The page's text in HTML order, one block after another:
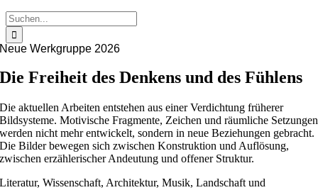
Suche
nach:
Neue Werkgruppe 2026
Die Freiheit des Denkens und des Fühlens
Die aktuellen Arbeiten entstehen aus einer Verdichtung früherer
Bildsysteme. Motivische Fragmente, Zeichen und räumliche Setzungen
werden nicht mehr entwickelt, sondern in neue Beziehungen gebracht.
Die Bilder bewegen sich zwischen Konstruktion und Auflösung,
zwischen erzählerischer Andeutung und offener Struktur.
Literatur, Wissenschaft, Architektur, Musik, Landschaft und